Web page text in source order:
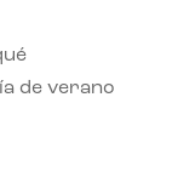
de verano